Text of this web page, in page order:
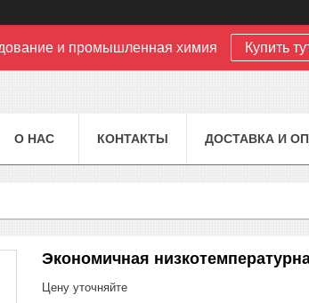
и промышленная химия Купить
О НАС КОНТАКТЫ ДОСТАВКА И
Экономичная
Цену уточняйте